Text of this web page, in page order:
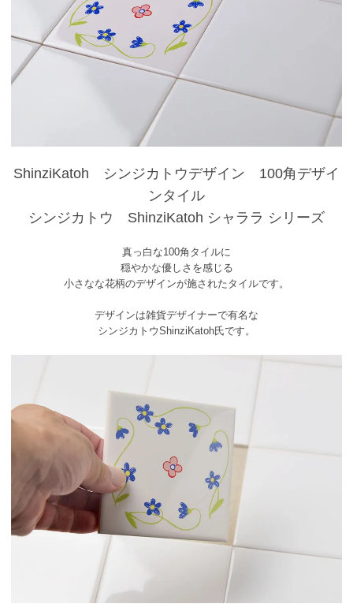
ShinziKatoh シンジカトウデザイン 100角デザイ
ンタイル
シンジカトウ ShinziKatoh シャララ シリーズ
真っ白な100角タイルに
穏やかな優しさを感じる
小さなな花柄のデザインが施されたタイルです。
デザインは雑貨デザイナーで有名な
シンジカトウShinziKatoh氏です。